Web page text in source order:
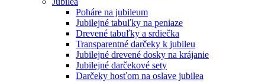
Poháre na jubileum
Jubilejné tabuľky na peniaze
Drevené tabuľky a srdiečka
Transparentné darčeky k jubileu
Jubilejné drevené dosky na krájanie
Jubilejné darčekové sety
Darčeky hosťom na oslave jubilea